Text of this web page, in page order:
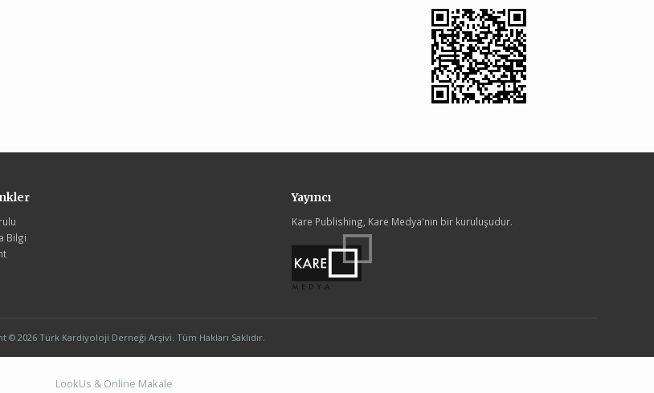
Bilgi
Yayıncı
Kare Publishing, Kare Medya'nın bir kuruluşudur.
© 2026 Türk Kardiyoloji Derneği Arşivi. Tüm Hakları Saklıdır.
LookUs & Online Makale